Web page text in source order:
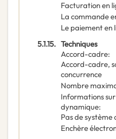
Facturation en
La commande
Le paiement en
5.1.15. Techniques
Accord-cadre:
Accord-cadre,
concurrence
Nombre
Informations
dynamique:
Pas de système
Enchère